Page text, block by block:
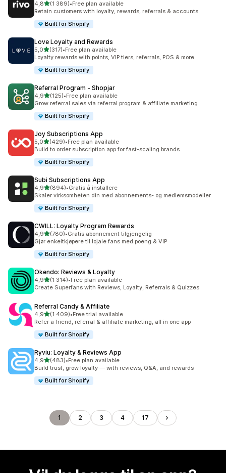
4,8av 5 stjerner
(1 389)
Totalt 1389 omtaler
•Free plan available
Retain customers with loyalty, rewards, referrals & accounts
Built for Shopify
Love Loyalty and Rewards
5,0av 5 stjerner
(317)
Totalt 317 omtaler
•Free plan available
Loyalty rewards with points, VIP tiers, referrals, POS & more
Built for Shopify
Referral Program ‑ Shopjar
4,9av 5 stjerner
(125)
Totalt 125 omtaler
•Free plan available
Grow referral sales via referral program & affiliate marketing
Built for Shopify
Joy Subscriptions App
5,0av 5 stjerner
(429)
Totalt 429 omtaler
•Free plan available
Build to order subscription app for fast-scaling brands
Built for Shopify
Subi Subscriptions App
4,9av 5 stjerner
(894)
Totalt 894 omtaler
•Gratis å installere
Skaler virksomheten din med abonnements- og medlemsmodeller
Built for Shopify
CWILL: Loyalty Program Rewards
4,9av 5 stjerner
(780)
Totalt 780 omtaler
•Gratis abonnement tilgjengelig
Gjør enkeltkjøpere til lojale fans med poeng & VIP
Built for Shopify
Okendo: Reviews & Loyalty
4,9av 5 stjerner
(1 314)
Totalt 1314 omtaler
•Free plan available
Create Superfans with Reviews, Loyalty, Referrals & Quizzes
Referral Candy & Affiliate
4,9av 5 stjerner
(1 409)
Totalt 1409 omtaler
•Free trial available
Refer a friend, referral & affiliate marketing, all in one app
Built for Shopify
Ryviu: Loyalty & Reviews App
4,9av 5 stjerner
(483)
Totalt 483 omtaler
•Free plan available
Build trust, grow loyalty — with reviews, Q&A, and rewards
Built for Shopify
1 2 3 4 17